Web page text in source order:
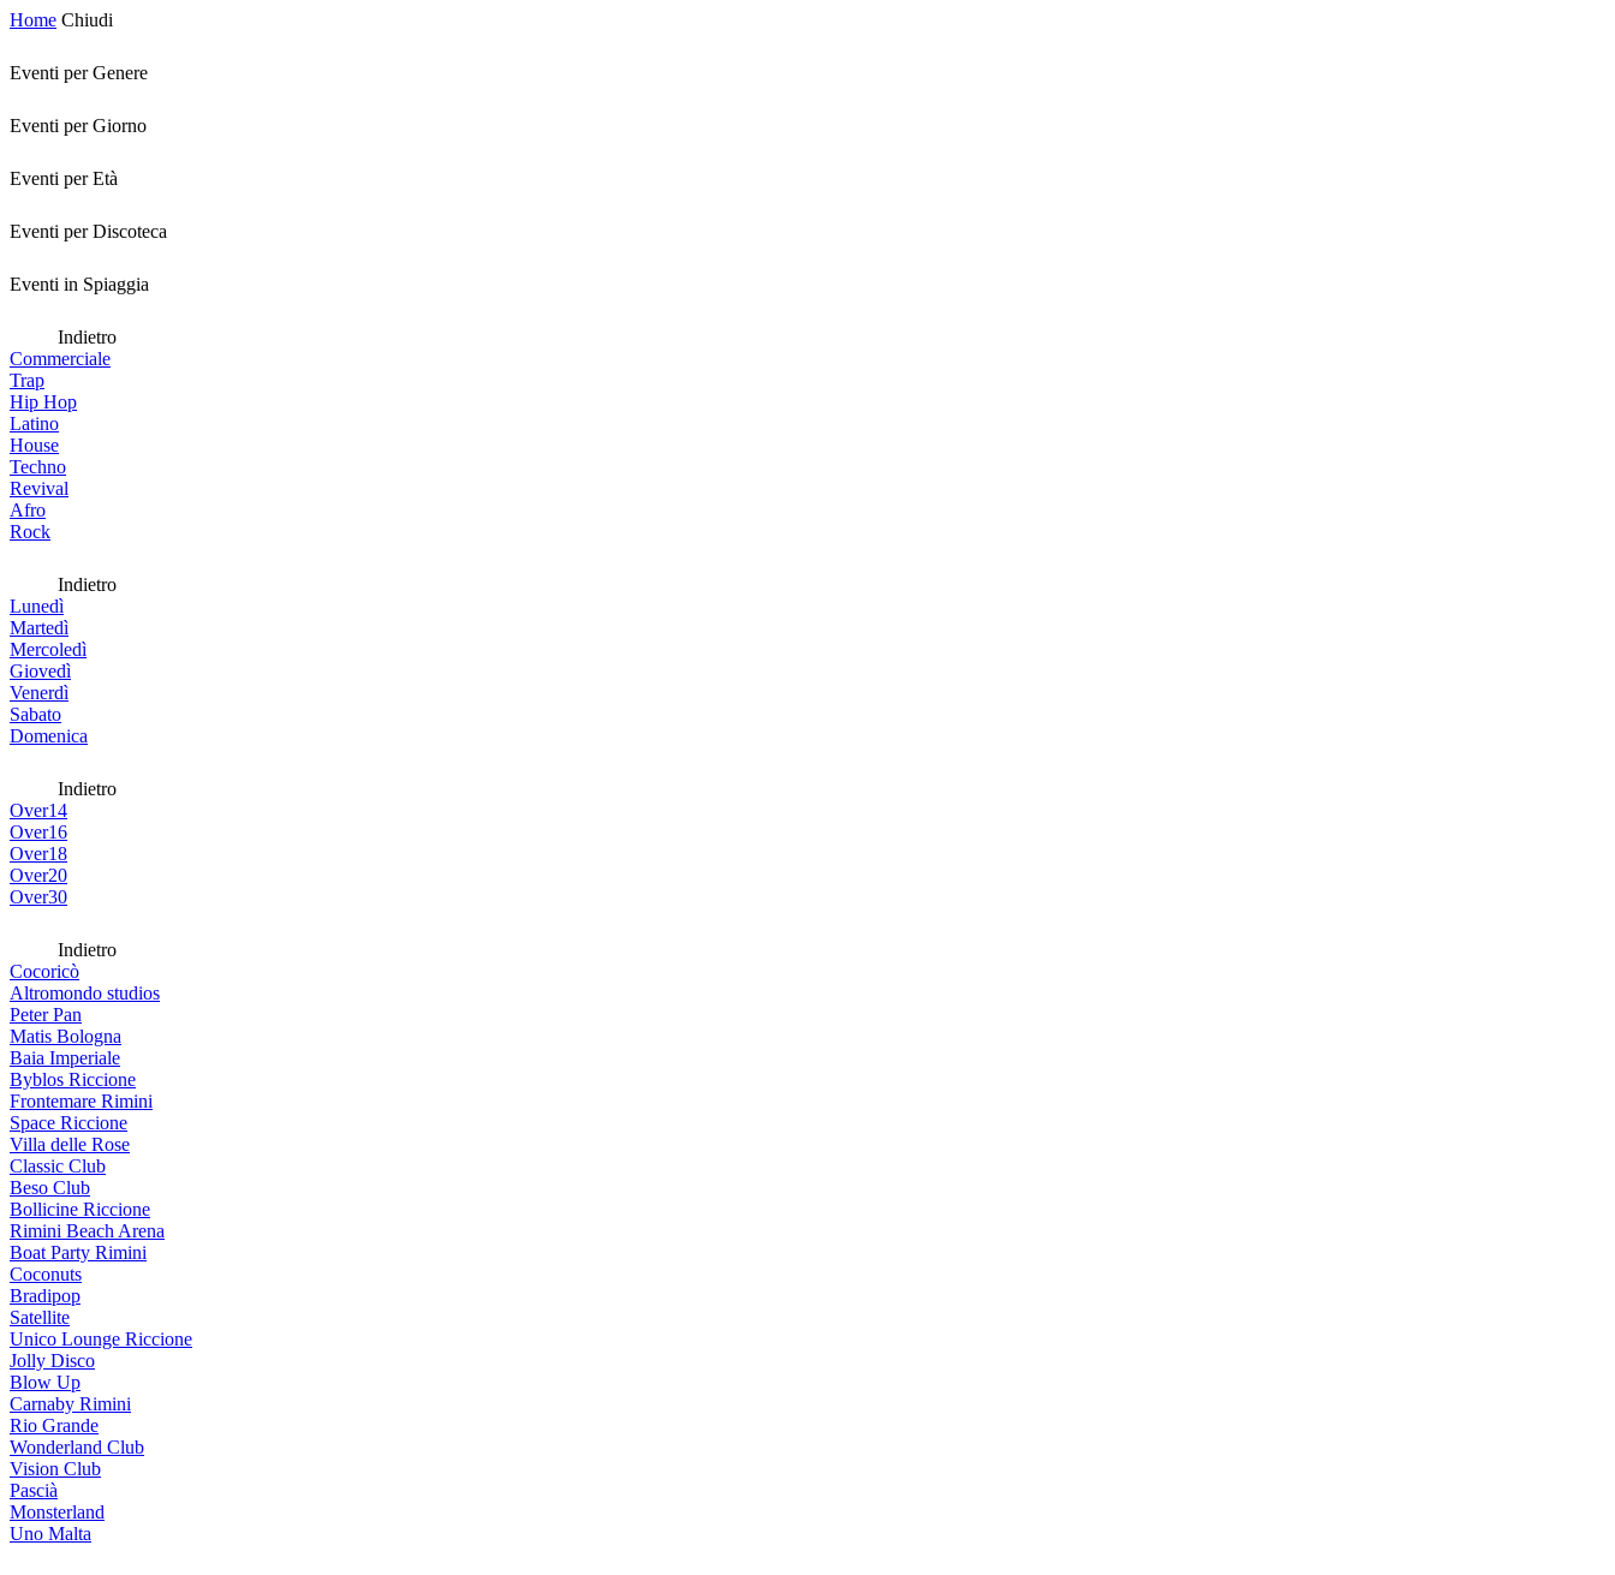
Home Chiudi
Eventi per Genere
Eventi per Giorno
Eventi per Età
Eventi per Discoteca
Eventi in Spiaggia
Indietro
Commerciale
Trap
Hip Hop
Latino
House
Techno
Revival
Afro
Rock
Indietro
Lunedì
Martedì
Mercoledì
Giovedì
Venerdì
Sabato
Domenica
Indietro
Over14
Over16
Over18
Over20
Over30
Indietro
Cocoricò
Altromondo studios
Peter Pan
Matis Bologna
Baia Imperiale
Byblos Riccione
Frontemare Rimini
Space Riccione
Villa delle Rose
Classic Club
Beso Club
Bollicine Riccione
Rimini Beach Arena
Boat Party Rimini
Coconuts
Bradipop
Satellite
Unico Lounge Riccione
Jolly Disco
Blow Up
Carnaby Rimini
Rio Grande
Wonderland Club
Vision Club
Pascià
Monsterland
Uno Malta